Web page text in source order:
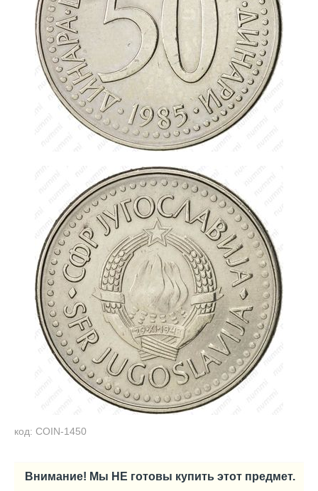
код: COIN-1450
Внимание! Мы НЕ готовы купить этот предмет.